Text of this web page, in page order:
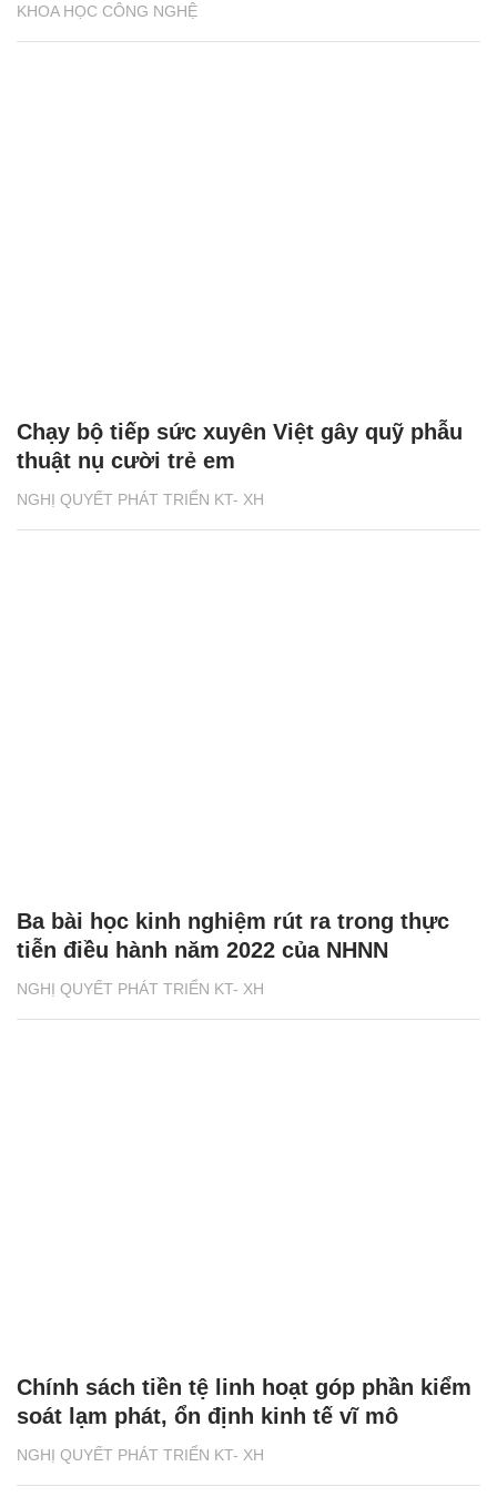
KHOA HỌC CÔNG NGHỆ
NGHỊ QUYẾT PHÁT TRIỂN KT- XH
Chạy bộ tiếp sức xuyên Việt gây quỹ phẫu
thuật nụ cười trẻ em
NGHỊ QUYẾT PHÁT TRIỂN KT- XH
Ba bài học kinh nghiệm rút ra trong thực
tiễn điều hành năm 2022 của NHNN
NGHỊ QUYẾT PHÁT TRIỂN KT- XH
Chính sách tiền tệ linh hoạt góp phần kiểm
soát lạm phát, ổn định kinh tế vĩ mô